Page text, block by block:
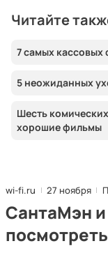
Читайте
7 самых
5 неожиданных
Шесть
хорошие фильмы
wi-fi.ru 27 ноября
СантаМэн